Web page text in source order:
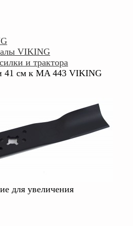
VIKING
и трактора
41 см к MA 443 VIKING
для увеличения